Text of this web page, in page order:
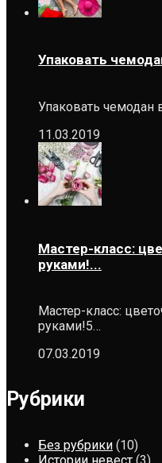
Упаковать
Упаковать
11.03.2019
Мастер-класс:
руками!...
Мастер-класс:
руками!5…
07.03.2019
Рубрики
Без рубрики (10)
Истории невест (3)